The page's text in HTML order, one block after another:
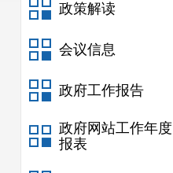
政策解读
会议信息
政府工作报告
政府网站工作年度
报表